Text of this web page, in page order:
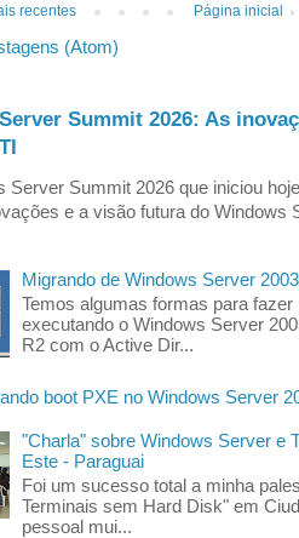
recentes Página inicial
(Atom)
Summit 2026: As
Server Summit 2026 que iniciou
e a visão futura do Windows
Migrando de Windows Server
Temos algumas formas para
executando o Windows Server
R2 com o Active Dir...
boot PXE no Windows Server
"Charla" sobre Windows Server e
Este - Paraguai
Foi um sucesso total a minha
Terminais sem Hard Disk" em
pessoal mui...